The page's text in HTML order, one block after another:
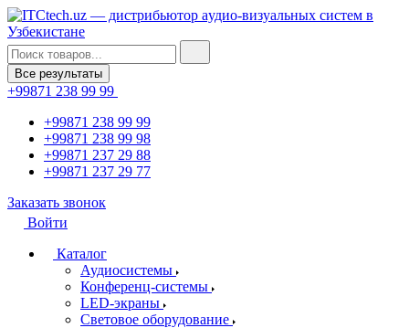
Все результаты
+99871 238 99 99
+99871 238 99 99
+99871 238 99 98
+99871 237 29 88
+99871 237 29 77
Заказать звонок
Войти
Каталог
Аудиосистемы
Конференц-системы
LED-экраны
Световое оборудование